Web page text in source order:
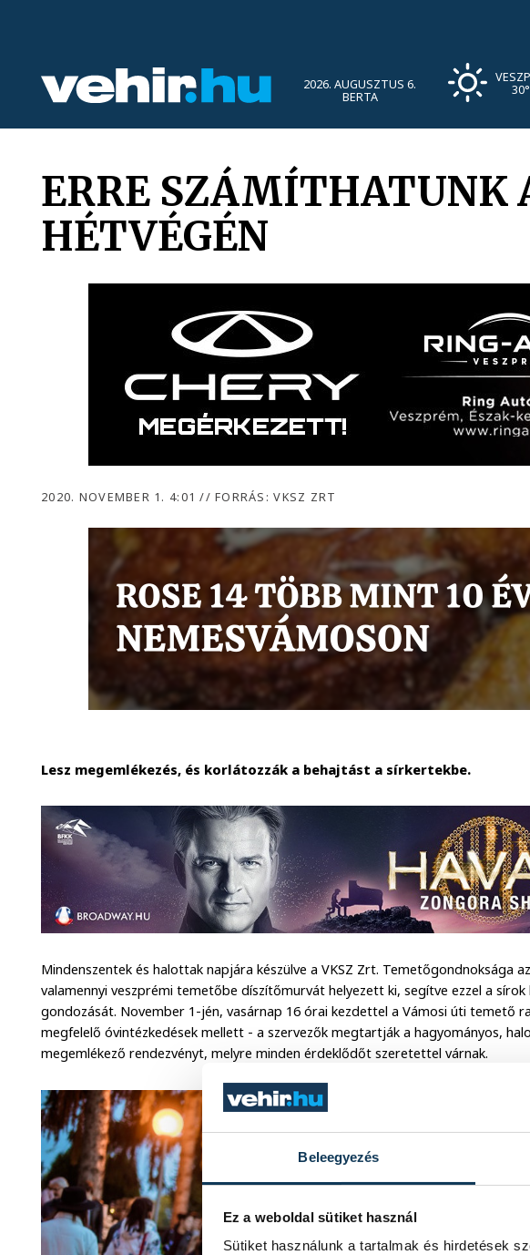
Beleegyezés
Ez a weboldal sütiket használ
Sütiket használunk a tartalmak és hirdetések
2026. AUGUSZTUS 6.
BERTA
ERRE SZÁMÍTHATUNK
HÉTVÉGÉN
2020. NOVEMBER 1. 4:01// FORRÁS: VKSZ ZRT
Lesz megemlékezés, és korlátozzák a behajtást a sírkertekbe.
Mindenszentek és halottak napjára készülve a VKSZ Zrt. Temetőgondnoksága
valamennyi veszprémi temetőbe díszítőmurvát helyezett ki, segítve ezzel a sírok
gondozását. November 1-jén, vasárnap 16 órai kezdettel a Vámosi úti temető
megfelelő óvintézkedések mellett - a szervezők megtartják a hagyományos,
megemlékező rendezvényt, melyre minden érdeklődőt szeretettel várnak.